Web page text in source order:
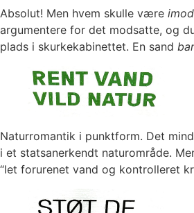
Absolut! Men hvem skulle være imod
argumentere for det modsatte, og
plads i skurkekabinettet. En sand
Naturromantik i punktform. Det
i et statsanerkendt naturområde.
“let forurenet vand og kontrolleret